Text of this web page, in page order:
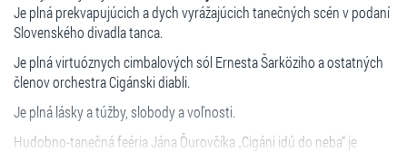
Je plná prekvapujúcich a dych vyrážajúcich tanečných scén v podaní
Slovenského divadla tanca.
Je plná virtuóznych cimbalových sól Ernesta Šarköziho a ostatných
členov orchestra Cigánski diabli.
Je plná lásky a túžby, slobody a voľnosti.
Hudobno-tanečná feéria Jána Ďurovčíka „Cigáni idú do neba“ je